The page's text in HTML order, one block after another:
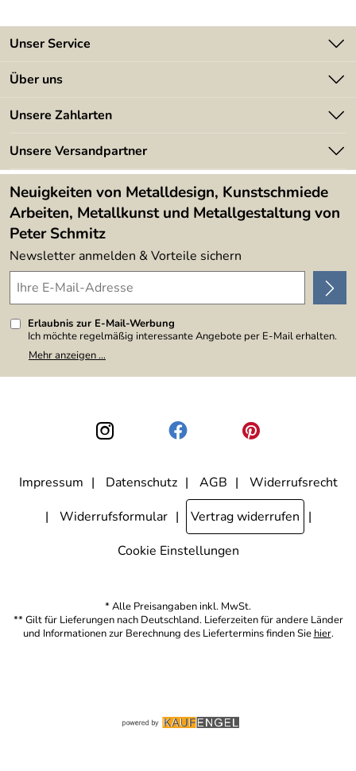
Unser Service
Kontakt
Kundeninformationen
Newsletter
Lieferbedingungen
Über uns
Angebote
Kundenbewertungen (394)
4,9/5
Unsere Zahlarten
Unsere Versandpartner
Neuigkeiten von Metalldesign, Kunstschmiede
Arbeiten, Metallkunst und Metallgestaltung von
Peter Schmitz
Newsletter anmelden & Vorteile sichern
Erlaubnis zur E-Mail-Werbung
Ich möchte regelmäßig interessante Angebote per E-Mail erhalten.
Meine E-Mail-Adresse wird nicht an andere Unternehmen
weitergegeben. Zu statistischen Zwecken wird in anonymer Form
den Link "Abmelden" am Ende des Newsletters anklicke. Die
Datenschutzerklärung
habe ich zur Kenntnis genommen.
Mehr anzeigen ...
Impressum Datenschutz AGB
Widerrufsrecht
Widerrufsformular
Vertrag widerrufen
Cookie Einstellungen
* Alle Preisangaben inkl. MwSt.
** Gilt für Lieferungen nach Deutschland. Lieferzeiten für andere Länder
und Informationen zur Berechnung des Liefertermins finden Sie hier.